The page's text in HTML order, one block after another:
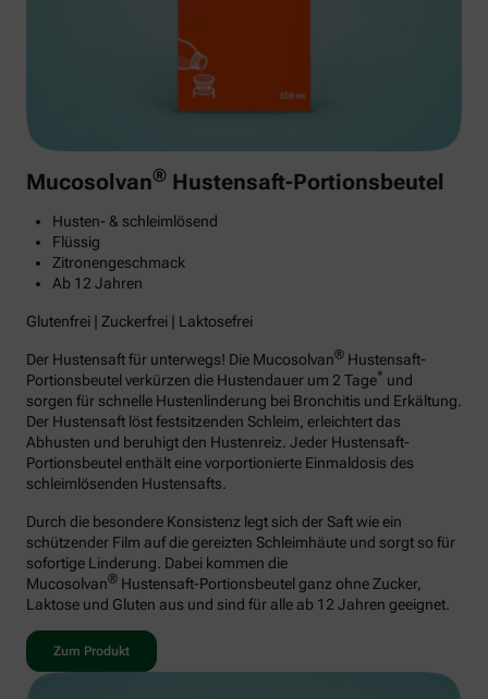
Mucosolvan® Hustensaft-Portionsbeutel
Husten- & schleimlösend
Flüssig
Zitronengeschmack
Ab 12 Jahren
Glutenfrei | Zuckerfrei | Laktosefrei
Der Hustensaft für unterwegs! Die Mucosolvan® Hustensaft-
Portionsbeutel verkürzen die Hustendauer um 2 Tage* und
sorgen für schnelle Hustenlinderung bei Bronchitis und Erkältung.
Der Hustensaft löst festsitzenden Schleim, erleichtert das
Abhusten und beruhigt den Hustenreiz. Jeder Hustensaft-
Portionsbeutel enthält eine vorportionierte Einmaldosis des
schleimlösenden Hustensafts.
Durch die besondere Konsistenz legt sich der Saft wie ein
schützender Film auf die gereizten Schleimhäute und sorgt so für
sofortige Linderung. Dabei kommen die
Mucosolvan® Hustensaft-Portionsbeutel ganz ohne Zucker,
Laktose und Gluten aus und sind für alle ab 12 Jahren geeignet.
Zum Produkt